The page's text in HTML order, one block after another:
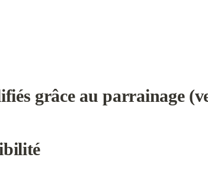
grâce au parrainage